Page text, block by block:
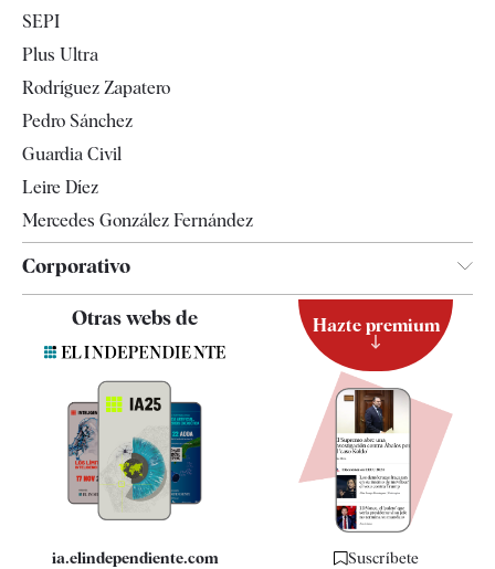
Televisión
SEPI
Plus Ultra
Rodríguez Zapatero
Pedro Sánchez
Guardia Civil
Leire Díez
Mercedes González Fernández
Corporativo
Contacto
Quiénes somos
Especificaciones
Otras webs de
ia.elindependiente.com
Hazte premium
Suscríbete